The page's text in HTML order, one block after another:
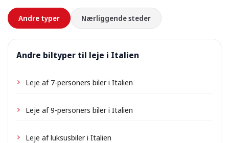
forhånd.
Andre typer Nærliggende steder
Andre biltyper til leje i Italien
Leje af 7-personers biler i Italien
Leje af 9-personers biler i Italien
Leje af luksusbiler i Italien